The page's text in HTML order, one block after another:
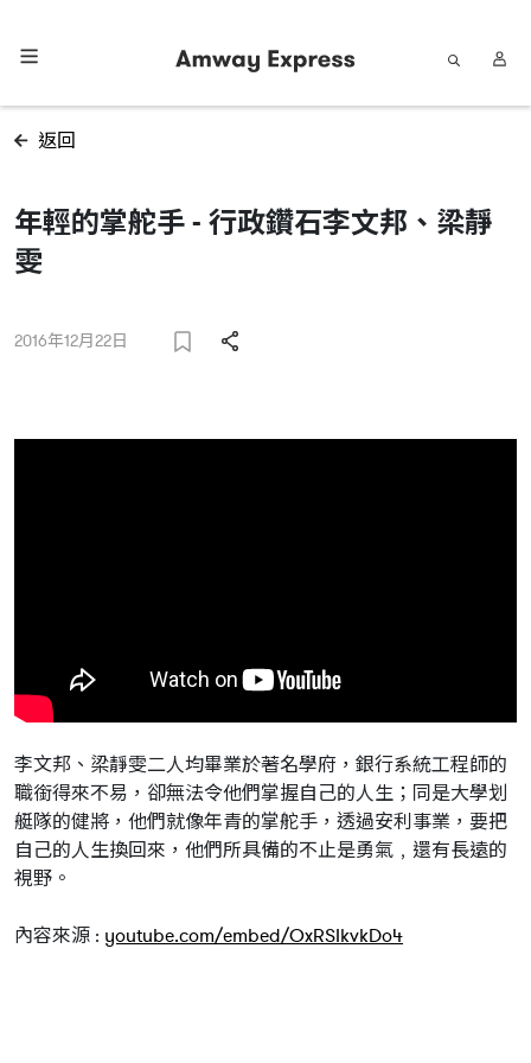
返回
年輕的掌舵手 - 行政鑽石李文邦、梁靜
雯
2016年12月22日
李文邦、梁靜雯二人均畢業於著名學府，銀行系統工程師的
職銜得來不易，卻無法令他們掌握自己的人生；同是大學划
艇隊的健將，他們就像年青的掌舵手，透過安利事業，要把
自己的人生換回來，他們所具備的不止是勇氣﹐還有長遠的
視野。
內容來源 : youtube.com/embed/OxRSIkvkDo4